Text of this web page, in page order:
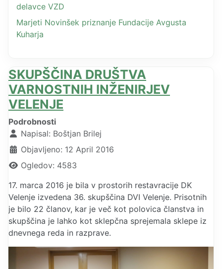
delavce VZD
Marjeti Novinšek priznanje Fundacije Avgusta
Kuharja
SKUPŠČINA DRUŠTVA
VARNOSTNIH INŽENIRJEV
VELENJE
Podrobnosti
Napisal: Boštjan Brilej
Objavljeno: 12 April 2016
Ogledov: 4583
17. marca 2016 je bila v prostorih restavracije DK
Velenje izvedena 36. skupščina DVI Velenje. Prisotnih
je bilo 22 članov, kar je več kot polovica članstva in
skupščina je lahko kot sklepčna sprejemala sklepe iz
dnevnega reda in razprave.